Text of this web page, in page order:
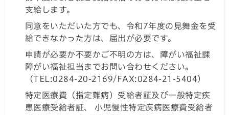
支給します。
同意をいただいた方でも、令和7年度の見舞金を受
給できなかった方は、届出が必要です。
申請が必要か不要かご不明の方は、障がい福祉課
障がい福祉担当までお問い合わせください。
（TEL:0284-20-2169/FAX:0284-21-5404）
特定医療費（指定難病）受給者証及び一般特定疾
患医療受給者証、 小児慢性特定疾病医療費受給者